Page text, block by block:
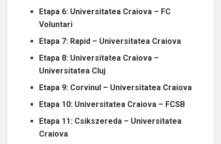
Etapa 6: Universitatea Craiova – FC
Voluntari
Etapa 7: Rapid – Universitatea Craiova
Etapa 8: Universitatea Craiova –
Universitatea Cluj
Etapa 9: Corvinul – Universitatea Craiova
Etapa 10: Universitatea Craiova – FCSB
Etapa 11: Csikszereda – Universitatea
Craiova